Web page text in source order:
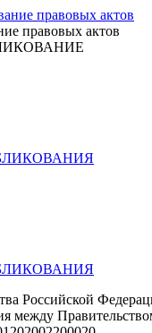
правовых актов
Российской